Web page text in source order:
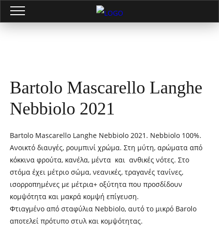
Bartolo Mascarello Langhe
Nebbiolo 2021
Bartolo Mascarello Langhe Nebbiolo 2021. Nebbiolo 100%.
Ανοικτό διαυγές, ρουμπινί χρώμα. Στη μύτη, αρώματα από
κόκκινα φρούτα, κανέλα, μέντα και ανθικές νότες. Στο
στόμα έχει μέτριο σώμα, νεανικές, τραγανές τανίνες,
ισορροπημένες με μέτρια+ οξύτητα που προσδίδουν
κομψότητα και μακρά κομψή επίγευση.
Φτιαγμένο από σταφύλια Nebbiolo, αυτό το μικρό Barolo
αποτελεί πρότυπο στυλ και κομψότητας.